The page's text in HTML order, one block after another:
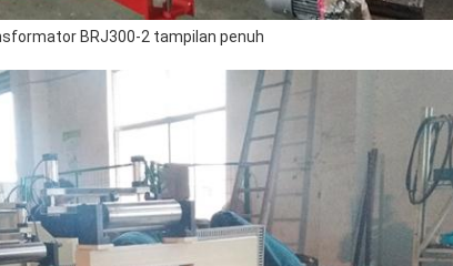
BRJ300-2 tampilan penuh